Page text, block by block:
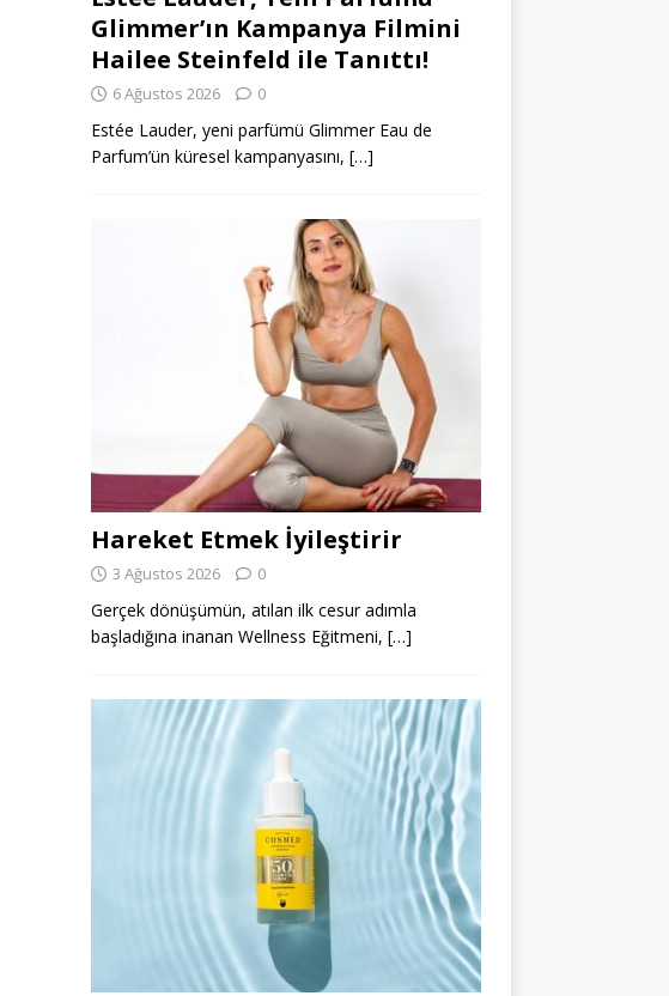
Glimmer’ın Kampanya Filmini
Hailee Steinfeld ile Tanıttı!
6 Ağustos 2026 0
Estée Lauder, yeni parfümü Glimmer Eau de
Parfum’ün küresel kampanyasını, […]
Hareket Etmek İyileştirir
3 Ağustos 2026 0
Gerçek dönüşümün, atılan ilk cesur adımla
başladığına inanan Wellness Eğitmeni, […]